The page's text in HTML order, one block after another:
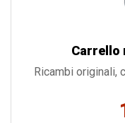
Carrello
Ricambi originali,